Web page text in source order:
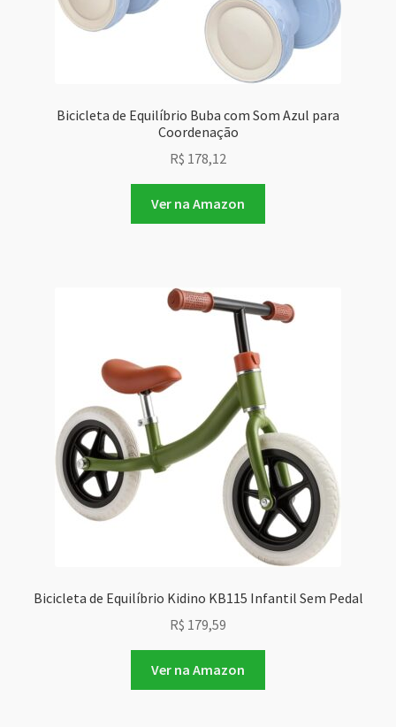
Bicicleta de Equilíbrio Buba com Som Azul para
Coordenação
R$ 178,12
Ver na Amazon
Bicicleta de Equilíbrio Kidino KB115 Infantil Sem Pedal
R$ 179,59
Ver na Amazon